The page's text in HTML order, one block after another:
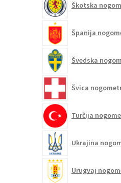
Škotska
Španija
Švedska
Švica
Turčija
Ukrajina
Urugvaj